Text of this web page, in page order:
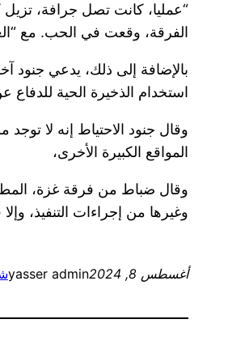
“عمليا، كانت تصل جرافة، تزيل
الفرقة، وقعت في الحب. مع
بالإضافة إلى ذلك، يدعي جنود
استخدام الذخيرة الحية
وقال جنود الاحتياط إنه لا
المواقع الكبيرة الأخرى،
وقال ضباط من فرقة غزة،
وغيرها من إجراءات التنفيذ،
أغسطس 8, 2024 yasser admin